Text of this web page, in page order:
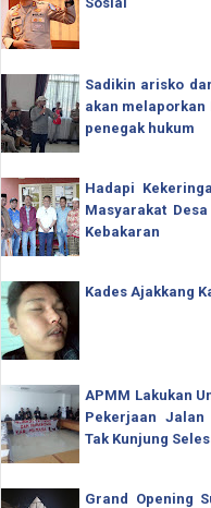
Sadikin arisko
akan melaporkan
penegak hukum
Hadapi
Masyarakat
Kebakaran
Kades Ajakkang
APMM Lakukan
Pekerjaan Jalan
Tak Kunjung
Grand Opening